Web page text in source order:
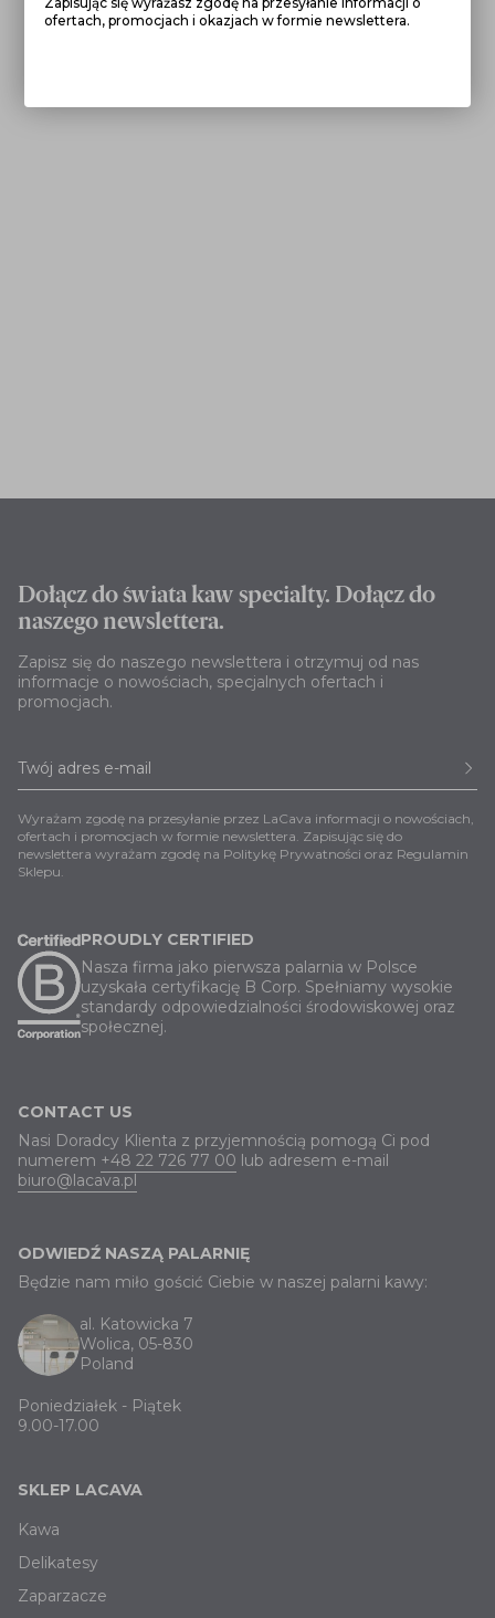
CONTACT US
Nasi Doradcy Klienta z przyjemnością pomogą Ci pod
numerem +48 22 726 77 00 lub adresem e-mail
biuro@lacava.pl
ODWIEDŹ NASZĄ PALARNIĘ
Będzie nam miło gościć Ciebie w naszej palarni kawy:
al. Katowicka 7
Wolica, 05-830
Poland
Poniedziałek - Piątek
9.00-17.00
SKLEP LACAVA
Kawa
Delikatesy
Zaparzacze
Dołącz do świata kaw specialty. Dołącz do
naszego newslettera.
Zapisz się do naszego newslettera i otrzymuj od nas
informacje o nowościach, specjalnych ofertach i
promocjach.
Wyrażam zgodę na przesyłanie przez LaCava informacji o nowościach,
ofertach i promocjach w formie newslettera. Zapisując się do
newslettera wyrażam zgodę na Politykę Prywatności oraz Regulamin
Sklepu.
PROUDLY CERTIFIED
Nasza firma jako pierwsza palarnia w Polsce
uzyskała certyfikację B Corp. Spełniamy wysokie
standardy odpowiedzialności środowiskowej oraz
społecznej.
ofertach, promocjach i okazjach w formie newslettera.